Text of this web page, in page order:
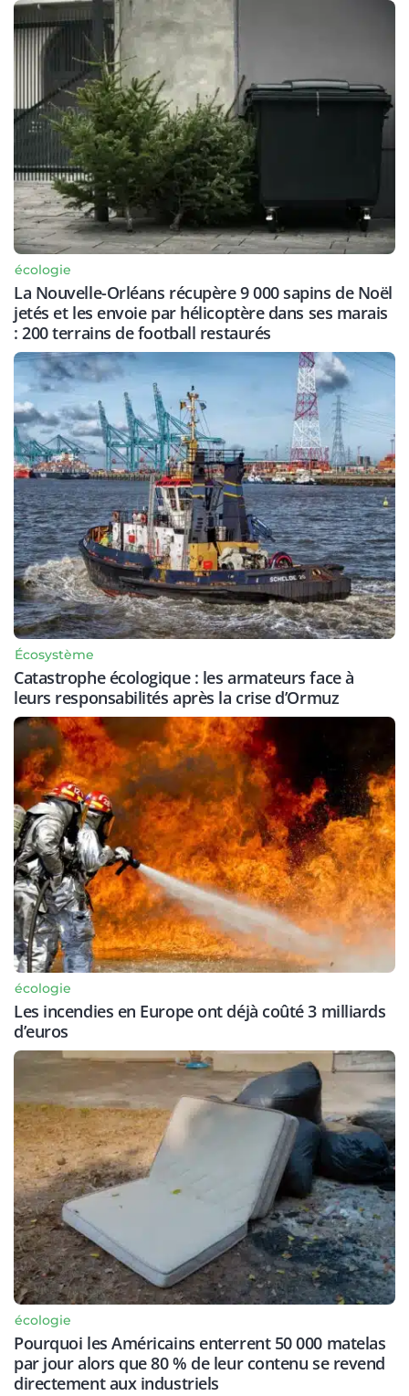
écologie
La Nouvelle-Orléans récupère 9 000 sapins de Noël
jetés et les envoie par hélicoptère dans ses marais
: 200 terrains de football restaurés
Écosystème
Catastrophe écologique : les armateurs face à
leurs responsabilités après la crise d’Ormuz
écologie
Les incendies en Europe ont déjà coûté 3 milliards
d’euros
écologie
Pourquoi les Américains enterrent 50 000 matelas
par jour alors que 80 % de leur contenu se revend
directement aux industriels